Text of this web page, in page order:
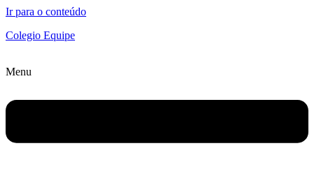
Ir para o conteúdo
Colegio Equipe
Menu